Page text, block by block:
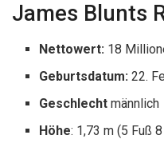
James Blunts
Nettowert: 18
Geburtsdatum: 22.
Geschlecht männlich
Höhe: 1,73 m (5 Fuß